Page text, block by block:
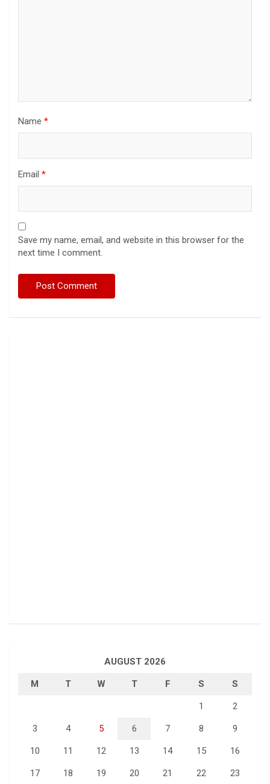
Name *
Email *
Save my name, email, and website in this browser for the
next time I comment.
AUGUST 2026
M T W T F S S
1 2
3 4 5 6 7 8 9
10 11 12 13 14 15 16
17 18 19 20 21 22 23